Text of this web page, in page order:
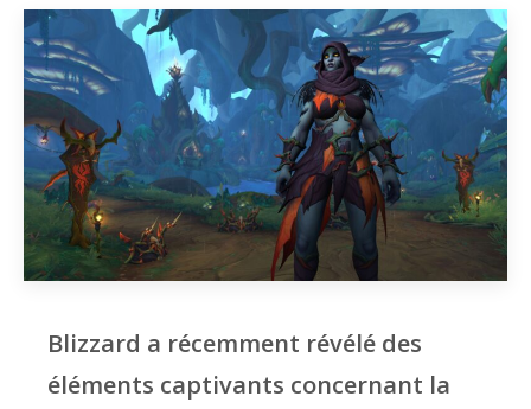
Blizzard a récemment révélé des
éléments captivants concernant la